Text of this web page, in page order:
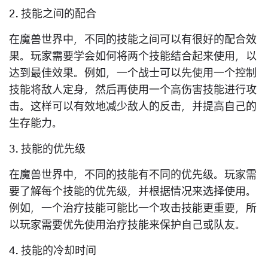
2. 技能之间的配合
在魔兽世界中，不同的技能之间可以有很好的配合效
果。玩家需要学会如何将两个技能结合起来使用，以
达到最佳效果。例如，一个战士可以先使用一个控制
技能将敌人定身，然后再使用一个高伤害技能进行攻
击。这样可以有效地减少敌人的反击，并提高自己的
生存能力。
3. 技能的优先级
在魔兽世界中，不同的技能有不同的优先级。玩家需
要了解每个技能的优先级，并根据情况来选择使用。
例如，一个治疗技能可能比一个攻击技能更重要，所
以玩家需要优先使用治疗技能来保护自己或队友。
4. 技能的冷却时间